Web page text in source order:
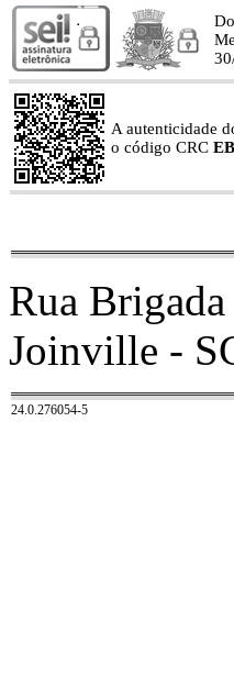
A autenticidade
o código CRC
Rua
Joinville -
24.0.276054-5